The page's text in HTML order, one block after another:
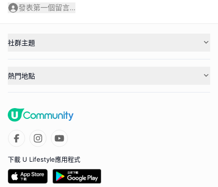
發表第一個留言...
社群主題
熱門地點
下載 U Lifestyle應用程式